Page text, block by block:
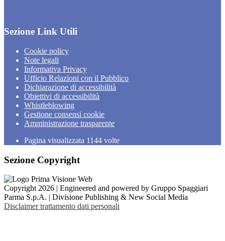
Sezione Link Utili
Cookie policy
Note legali
Informativa Privacy
Ufficio Relazioni con il Pubblico
Dichiarazione di accessibilità
Obiettivi di accessibilità
Whistleblowing
Gestione consensi cookie
Amministrazione trasparente
Pagina visualizzata 1144 volte
Sezione Copyright
Copyright 2026 | Engineered and powered by Gruppo Spaggiari
Parma S.p.A. | Divisione Publishing & New Social Media
Disclaimer trattamento dati personali